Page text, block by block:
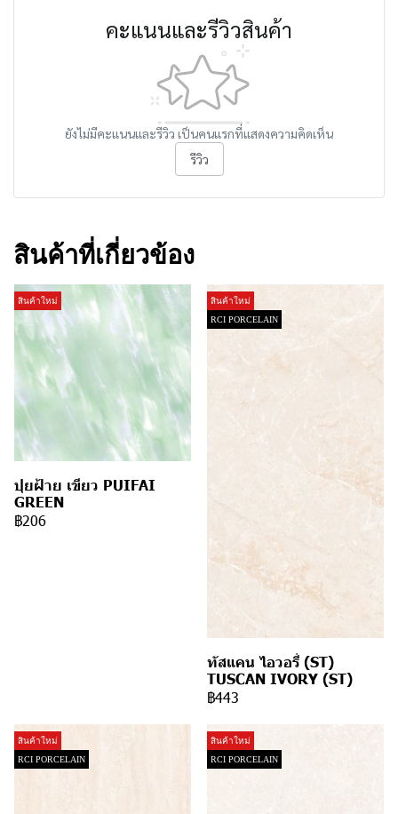
คะแนนและรีวิวสินค้า
ยังไม่มีคะแนนและรีวิว เป็นคนแรกที่แสดงความคิดเห็น
รีวิว
สินค้าที่เกี่ยวข้อง
สินค้าใหม่
ปุยฝ้าย เขียว PUIFAI
GREEN
฿206
สินค้าใหม่
RCI PORCELAIN
ทัสแคน ไอวอรี่ (ST)
TUSCAN IVORY (ST)
฿443
สินค้าใหม่
RCI PORCELAIN
สินค้าใหม่
RCI PORCELAIN